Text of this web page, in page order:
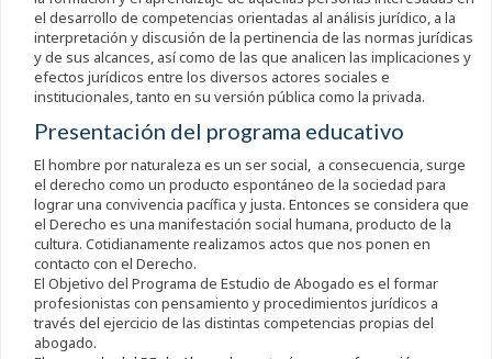
el desarrollo de competencias orientadas al análisis jurídico, a la
interpretación y discusión de la pertinencia de las normas jurídicas
y de sus alcances, así como de las que analicen las implicaciones y
efectos jurídicos entre los diversos actores sociales e
institucionales, tanto en su versión pública como la privada.
Presentación del programa educativo
El hombre por naturaleza es un ser social, a consecuencia, surge
el derecho como un producto espontáneo de la sociedad para
lograr una convivencia pacífica y justa. Entonces se considera que
el Derecho es una manifestación social humana, producto de la
cultura. Cotidianamente realizamos actos que nos ponen en
contacto con el Derecho.
El Objetivo del Programa de Estudio de Abogado es el formar
profesionistas con pensamiento y procedimientos jurídicos a
través del ejercicio de las distintas competencias propias del
abogado.